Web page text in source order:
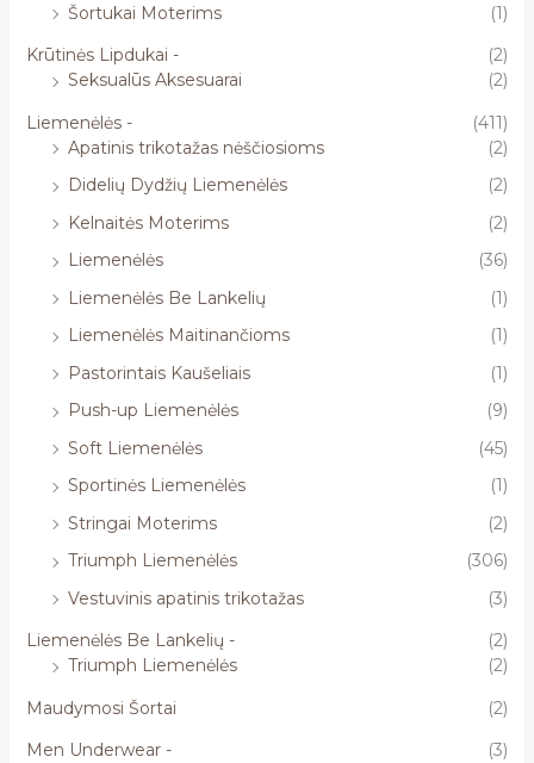
Šortukai Moterims
(1)
Krūtinės Lipdukai -
(2)
Seksualūs Aksesuarai
(2)
Liemenėlės -
(411)
Apatinis trikotažas nėščiosioms
(2)
Didelių Dydžių Liemenėlės
(2)
Kelnaitės Moterims
(2)
Liemenėlės
(36)
Liemenėlės Be Lankelių
(1)
Liemenėlės Maitinančioms
(1)
Pastorintais Kaušeliais
(1)
Push-up Liemenėlės
(9)
Soft Liemenėlės
(45)
Sportinės Liemenėlės
(1)
Stringai Moterims
(2)
Triumph Liemenėlės
(306)
Vestuvinis apatinis trikotažas
(3)
Liemenėlės Be Lankelių -
(2)
Triumph Liemenėlės
(2)
Maudymosi Šortai
(2)
Men Underwear -
(3)